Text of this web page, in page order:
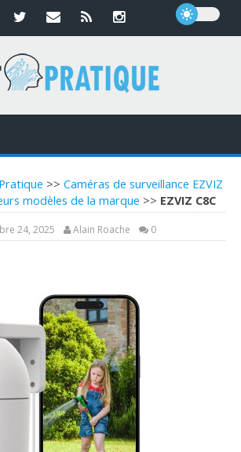
>> Caméras de surveillance EZVIZ
modèles de la marque >> EZVIZ C8C
24, 2025 Alain Roache 0